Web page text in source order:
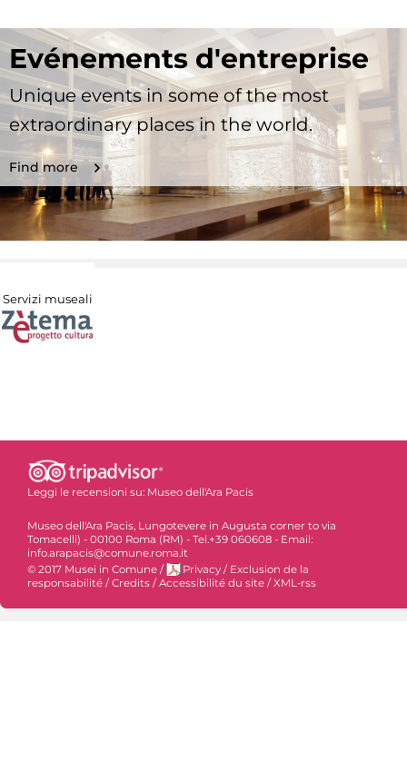
Evénements d'entreprise
Unique events in some of the most
extraordinary places in the world.
Find more
Servizi museali
Leggi le recensioni su: Museo dell'Ara Pacis
Museo dell'Ara Pacis, Lungotevere in Augusta corner to via
Tomacelli) - 00100 Roma (RM) - Tel.+39 060608 - Email:
info.arapacis@comune.roma.it
© 2017 Musei in Comune / Privacy / Exclusion de la
responsabilité / Credits / Accessibilité du site / XML-rss